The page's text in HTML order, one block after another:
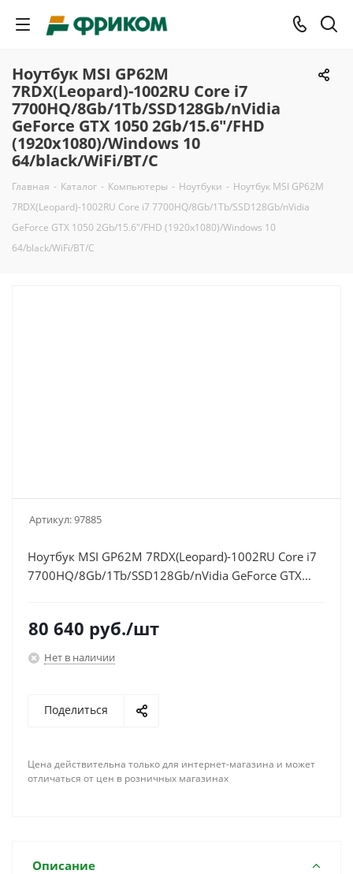
Ноутбук MSI GP62M
7RDX(Leopard)-1002RU Core i7
7700HQ/8Gb/1Tb/SSD128Gb/nVidia
GeForce GTX 1050 2Gb/15.6"/FHD
(1920x1080)/Windows 10
64/black/WiFi/BT/C
Главная - Каталог - Компьютеры - Ноутбуки - Ноутбук MSI GP62M
7RDX(Leopard)-1002RU Core i7 7700HQ/8Gb/1Tb/SSD128Gb/nVidia
GeForce GTX 1050 2Gb/15.6"/FHD (1920x1080)/Windows 10
64/black/WiFi/BT/C
Артикул:97885
Ноутбук MSI GP62M 7RDX(Leopard)-1002RU Core i7
7700HQ/8Gb/1Tb/SSD128Gb/nVidia GeForce GTX
80 640 руб./шт
Нет в наличии
Поделиться
Цена действительна только для интернет-магазина и может
отличаться от цен в розничных магазинах
Описание